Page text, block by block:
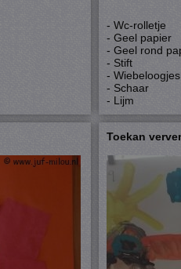
- Wc-rolletje
- Geel papier
- Geel rond
- Stift
- Wiebeloogjes
- Schaar
- Lijm
Toekan